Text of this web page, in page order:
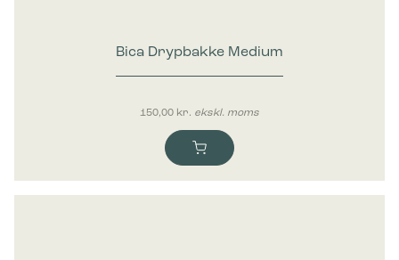
Bica Drypbakke Medium
150,00 kr. ekskl. moms